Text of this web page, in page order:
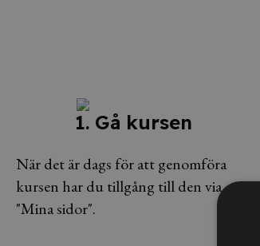
1. Gå kursen
När det är dags för att genomföra
kursen har du tillgång till den via
"Mina sidor".